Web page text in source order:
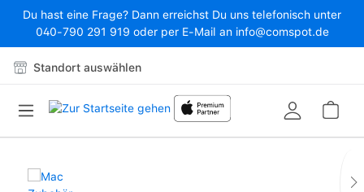
Zum Hauptinhalt springen
Du hast eine Frage? Dann erreichst Du uns telefonisch unter
040-790 291 919 oder per E-Mail an info@comspot.de
Standort auswählen